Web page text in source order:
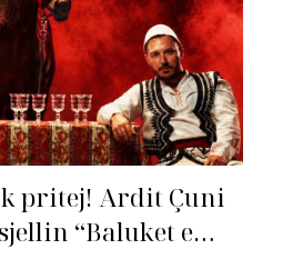
pritej! Ardit Çuni
“Baluket e